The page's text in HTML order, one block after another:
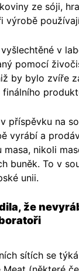
ze sóji,
výrobě
v
pomocí
by bylo zvíře
příspěvku na
vyrábí a
masa, nikoli
buněk. To v
unii.
že
sítích se